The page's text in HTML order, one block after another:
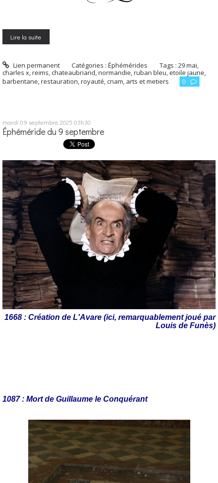
Lire la suite
Lien permanent Catégories :Éphémérides Tags :29 mai,
charles x,reims,chateaubriand,normandie,ruban bleu,etoile jaune,
barbentane,restauration,royauté,cnam, arts et metiers 0
mardi 09 septembre 2025 03h30
Éphéméride du 9 septembre
1668 : Création de L'Avare (ici, remarquablement joué par
Louis de Funès)
1087 : Mort de Guillaume le Conquérant